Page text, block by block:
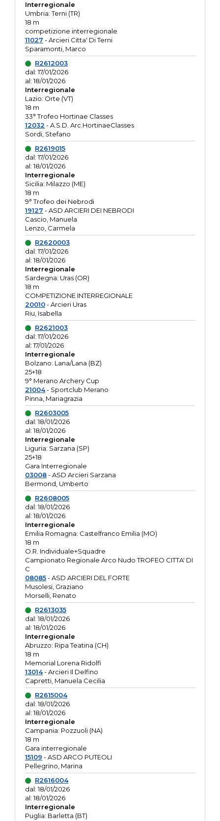
Interregionale
Umbria: Terni (TR)
18 m
competizione interregionale
11027 - Arcieri Citta' Di Terni
Sparamonti, Marco
R2612003
dal: 17/01/2026
al: 18/01/2026
Interregionale
Lazio: Orte (VT)
18 m
33° Trofeo Hortinae Classes
12032 - A.S.D. Arc.HortinaeClasses
Sordi, Stefano
R2619015
dal: 17/01/2026
al: 18/01/2026
Interregionale
Sicilia: Milazzo (ME)
18 m
9° Trofeo dei Nebrodi
19127 - ASD ARCIERI DEI NEBRODI
Cascio, Manuela
Lenzo, Carmela
R2620003
dal: 17/01/2026
al: 18/01/2026
Interregionale
Sardegna: Uras (OR)
18 m
COMPETIZIONE INTERREGIONALE
20010- Arcieri Uras
Riu, Isabella
R2621003
dal: 17/01/2026
al: 17/01/2026
Interregionale
Bolzano: Lana/Lana (BZ)
25+18
9° Merano Archery Cup
21004- Sportclub Merano
Pinna, Mariagrazia
R2603005
dal: 18/01/2026
al: 18/01/2026
Interregionale
Liguria: Sarzana (SP)
25+18
Gara Interregionale
03008- ASD Arcieri Sarzana
Bermond, Umberto
R2608005
dal: 18/01/2026
al: 18/01/2026
Interregionale
Emilia Romagna: Castelfranco Emilia (MO)
18 m
O.R. Individuale+Squadre
Campionato Regionale Arco Nudo TROFEO CITTA' DI
C
08085- ASD ARCIERI DEL FORTE
Musolesi, Graziano
Morselli, Renato
R2613035
dal: 18/01/2026
al: 18/01/2026
Interregionale
Abruzzo: Ripa Teatina (CH)
18 m
Memorial Lorena Ridolfi
13014- Arcieri Il Delfino
Capretti, Manuela Cecilia
R2615004
dal: 18/01/2026
al: 18/01/2026
Interregionale
Campania: Pozzuoli (NA)
18 m
Gara interregionale
15109 - ASD ARCO PUTEOLI
Pellegrino, Marina
R2616004
dal: 18/01/2026
al: 18/01/2026
Interregionale
Puglia: Barletta (BT)